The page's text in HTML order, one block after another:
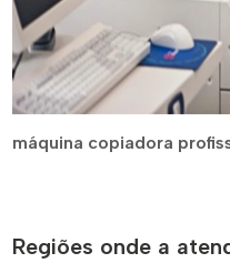
máquina copiadora
Regiões onde a